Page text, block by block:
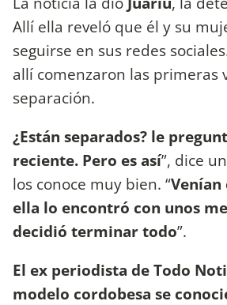
Allí ella reveló que él y su
seguirse en sus redes
allí comenzaron las primeras
separación.
¿Están separados? le
reciente. Pero es así”, dice
los conoce muy bien. “Venían
ella lo encontró con unos
decidió terminar todo”.
El ex periodista de Todo
modelo cordobesa se